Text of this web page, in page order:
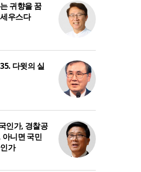
귀향을 꿈
우스다
다윗의 실
인가, 경찰공
니면 국민
가